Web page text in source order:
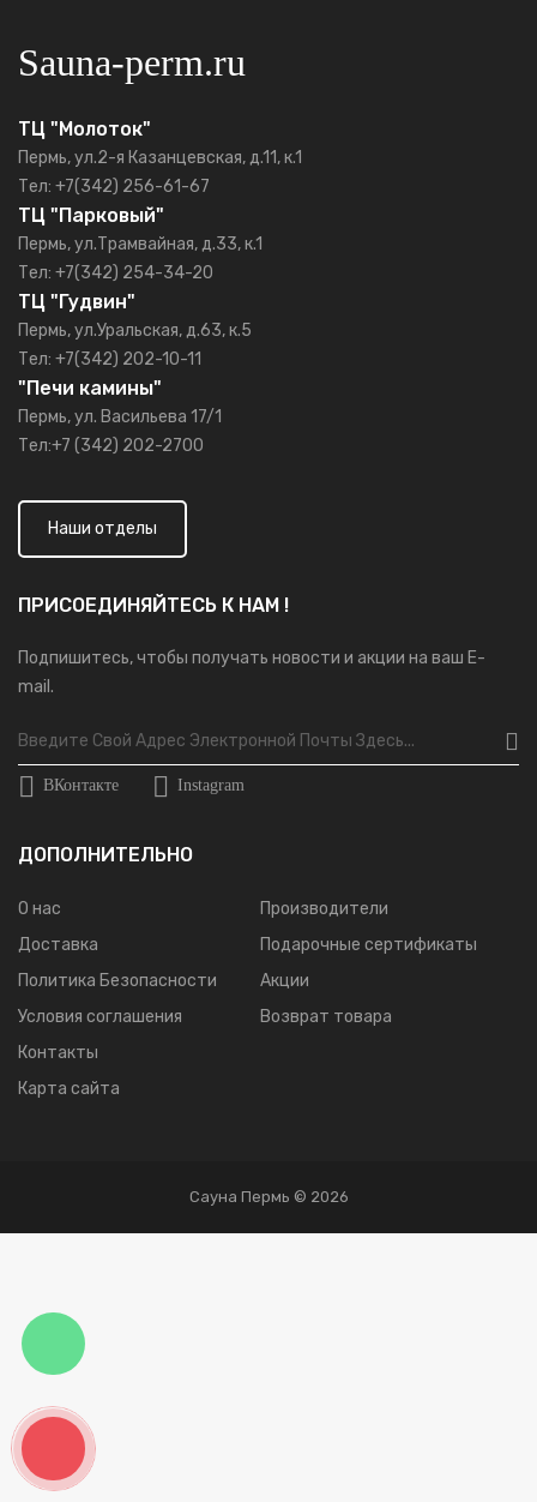
Sauna-perm.ru
ТЦ "Молоток"
Пермь, ул.2-я Казанцевская, д.11, к.1
Тел: +7(342) 256-61-67
ТЦ "Парковый"
Пермь, ул.Трамвайная, д.33, к.1
Тел: +7(342) 254-34-20
ТЦ "Гудвин"
Пермь, ул.Уральская, д.63, к.5
Тел: +7(342) 202-10-11
"Печи камины"
Пермь, ул. Васильева 17/1
Тел:+7 (342) 202-2700
Наши отделы
ПРИСОЕДИНЯЙТЕСЬ К НАМ !
Подпишитесь, чтобы получать новости и акции на ваш E-
mail.
ВКонтакте Instagram
ДОПОЛНИТЕЛЬНО
О нас
Доставка
Политика Безопасности
Условия соглашения
Контакты
Карта сайта
Производители
Подарочные сертификаты
Акции
Возврат товара
Сауна Пермь © 2026